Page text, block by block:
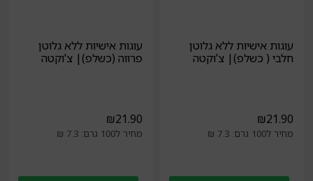
עוגות אישיות ללא גלוטן
חלבי ( כשלפ)| צ'וקטה
₪21.90
מחיר ל100 גרם: 7.3 ₪
עוגות אישיות ללא גלוטן
פרווה (כשלפ)| צ'וקטה
₪21.90
מחיר ל100 גרם: 7.3 ₪